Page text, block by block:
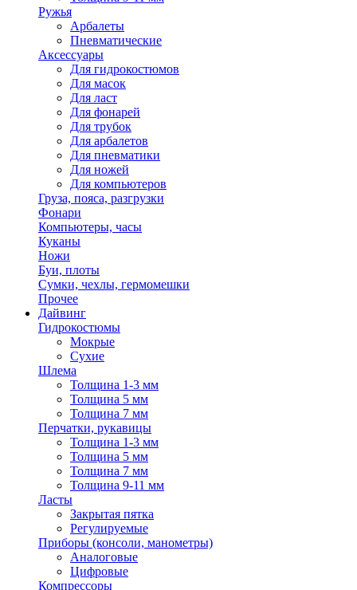
Ружья
Арбалеты
Пневматические
Аксессуары
Для гидрокостюмов
Для масок
Для ласт
Для фонарей
Для трубок
Для арбалетов
Для пневматики
Для ножей
Для компьютеров
Груза, пояса, разгрузки
Фонари
Компьютеры, часы
Куканы
Ножи
Буи, плоты
Сумки, чехлы, гермомешки
Прочее
Дайвинг
Гидрокостюмы
Мокрые
Сухие
Шлема
Толщина 1-3 мм
Толщина 5 мм
Толщина 7 мм
Перчатки, рукавицы
Толщина 1-3 мм
Толщина 5 мм
Толщина 7 мм
Толщина 9-11 мм
Ласты
Закрытая пятка
Регулируемые
Приборы (консоли, манометры)
Аналоговые
Цифровые
Компрессоры